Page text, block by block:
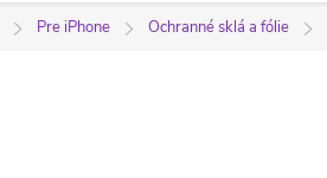
Pre iPhone Ochranné sklá a fólie